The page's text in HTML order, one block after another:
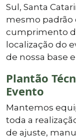
Sul, Santa
mesmo padrão
cumprimento
localização do
de nossa base
Plantão
Evento
Mantemos
toda a
de ajuste,